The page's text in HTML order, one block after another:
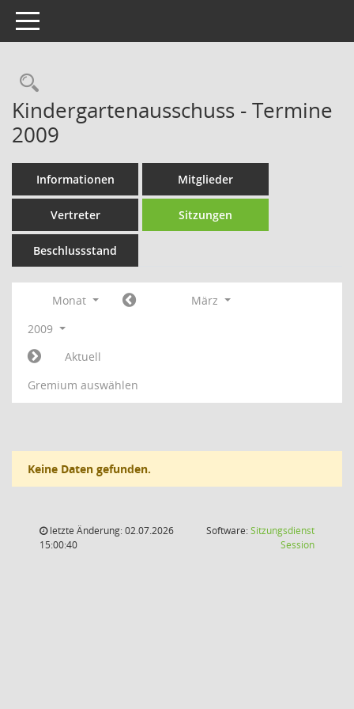
Toggle navigation
Rechercheauswahl
Kindergartenausschuss - Termine
2009
Informationen Mitglieder
Vertreter Sitzungen
Beschlussstand
Monat
März
2009
Aktuell
Gremium auswählen
Keine Daten gefunden.
letzte Änderung: 02.07.2026
15:00:40
Software:Sitzungsdienst
Session(Wird in